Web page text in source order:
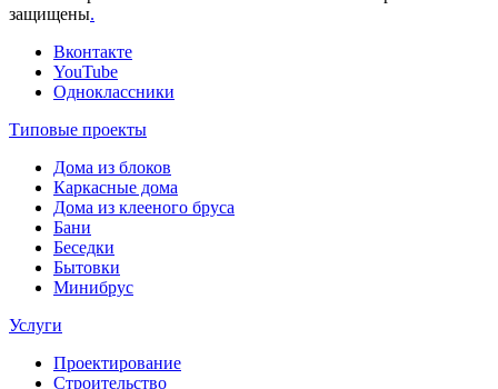
защищены.
Вконтакте
YouTube
Одноклассники
Типовые проекты
Дома из блоков
Каркасные дома
Дома из клееного бруса
Бани
Беседки
Бытовки
Минибрус
Услуги
Проектирование
Строительство